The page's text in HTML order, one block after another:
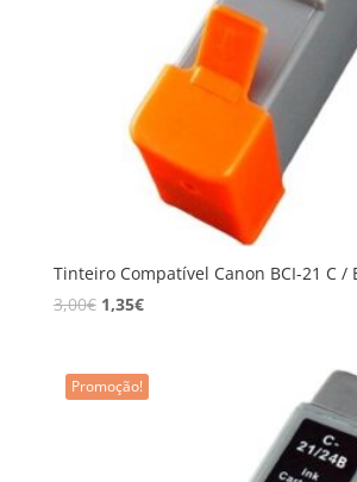
Tinteiro Compatível Canon BCI-21 C /
3,00€ 1,35€
Promoção!